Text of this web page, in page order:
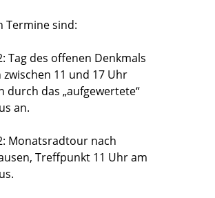
Termine sind:
Tag des offenen Denkmals
11 und 17 Uhr
durch das „aufgewertete“
an.
Monatsradtour nach
Treffpunkt 11 Uhr am